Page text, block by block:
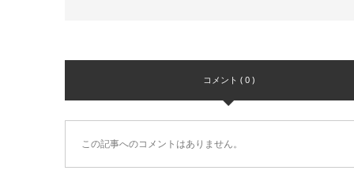
コメント ( 0 )
この記事へのコメントはありません。